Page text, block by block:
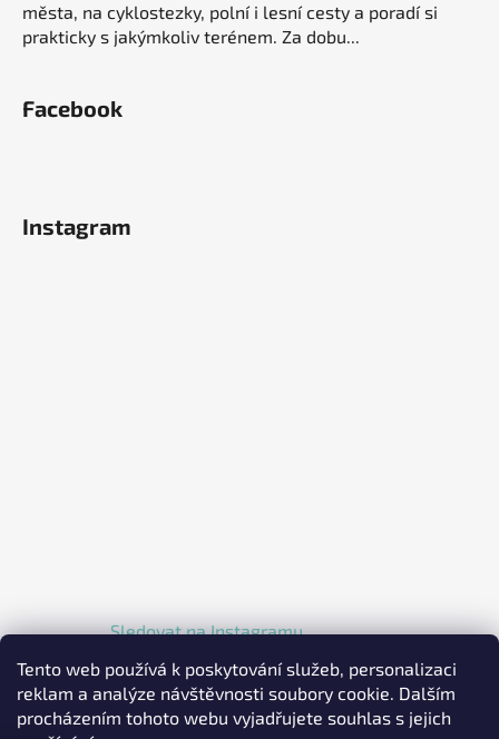
Tento web používá k poskytování služeb, personalizaci
reklam a analýze návštěvnosti soubory cookie. Dalším
procházením tohoto webu vyjadřujete souhlas s jejich
města, na cyklostezky, polní i lesní cesty a poradí si
prakticky s jakýmkoliv terénem. Za dobu...
Facebook
Instagram
Sledovat na Instagramu